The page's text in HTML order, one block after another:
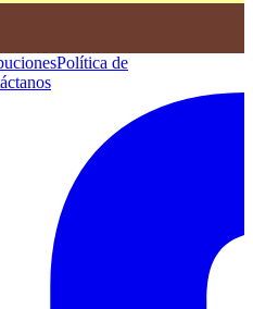
Política de